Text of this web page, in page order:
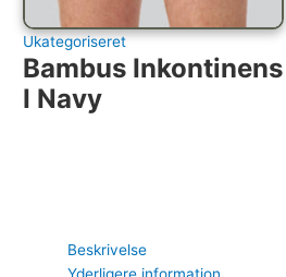
Ukategoriseret
Bambus
I Navy
Beskrivelse